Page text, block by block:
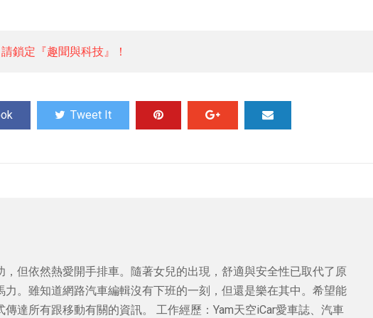
定『趣聞與科技』！
Tweet It
，但依然熱愛開手排車。隨著女兒的出現，舒適與安全性已取代了原
力。雖知道網路汽車編輯沒有下班的一刻，但還是樂在其中。希望能
傳達所有跟移動有關的資訊。 工作經歷：Yam天空iCar愛車誌、汽車